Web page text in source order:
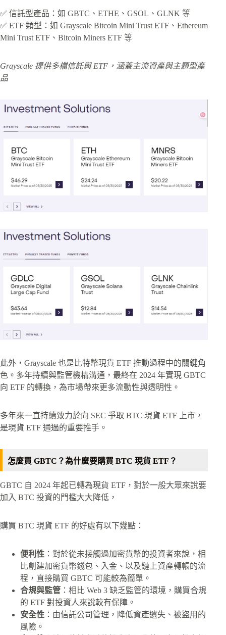
✅ 信託型產品：如 GBTC、ETHE、GSOL、GLNK 等
✅ ETF 類型：如 Grayscale Bitcoin Mini Trust ETF、Ethereum
Mini Trust ETF、Bitcoin Miners ETF 等
Grayscale 提供多檔信託與 ETF，涵蓋主流資產與主題型產
品
此外，Grayscale 也是比特幣現貨 ETF 推動過程中的關鍵角
色。多年持續與監管機構溝通，最終在 2024 年實現 GBTC
向 ETF 的轉換，為市場帶來更多流動性與透明性。
多年來一直持續致力於向 SEC 爭取 BTC 現貨 ETF 上市，
是現貨 ETF 通過的重要推手。
怎麼買 GBTC？為什麼要購買 BTC 現貨 ETF？
GBTC 自 2024 年起已轉為現貨 ETF，對於一般大眾來說要
加入 BTC 投資的門檻大大降低，
購買 BTC 現貨 ETF 的好處有以下幾點：
便利性 ：對於從未接觸過加密貨幣的投資者來說，相
比創建加密貨幣錢包、入金、以及鏈上資產轉帳的流
程，直接購買 GBTC 可能較為簡單。
合規與監管 ：相比 Web 3 缺乏監管的環境，購買合規
的 ETF 對投資人來說較有保障。
安全性 ：由信託公司管理，降低資產遺失、被盜用的
風險。